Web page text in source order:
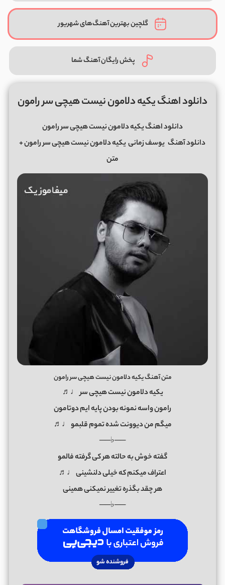
گلچین بهترین آهنگ‌های شهریور
پخش رایگان آهنگ شما
دانلود اهنگ یکیه دلامون نیست هیچی سر رامون
دانلود اهنگ یکیه دلامون نیست هیچی سر رامون
دانلود آهنگ یوسف زمانییکیه دلامون نیست هیچی سر رامون+
متن
متن آهنگ یکیه دلامون نیست هیچی سر رامون
یکیه دلامون نیست هیچی سر ♩♬
رامون واسه نمونه بودن پایه ایم دوتامون
میگم من دیوونت شده تموم قلبمو ♩♬
──♭──
گفته خوش به حالته هر کی گرفته فالمو
اعتراف میکنم که خیلی دلنشینی ♩♬
هر چقد بگذره تغییر نمیکنی همینی
──♭──